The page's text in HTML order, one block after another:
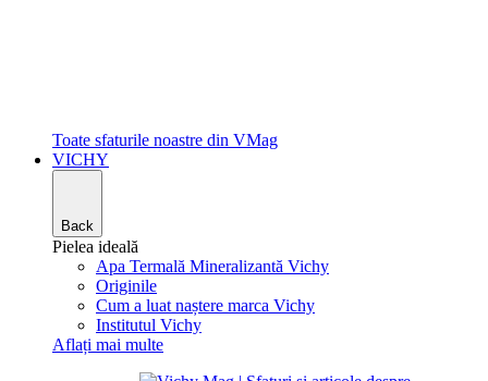
Toate sfaturile noastre din VMag
VICHY
Back
Pielea ideală
Apa Termală Mineralizantă Vichy
Originile
Cum a luat naștere marca Vichy
Institutul Vichy
Aflați mai multe